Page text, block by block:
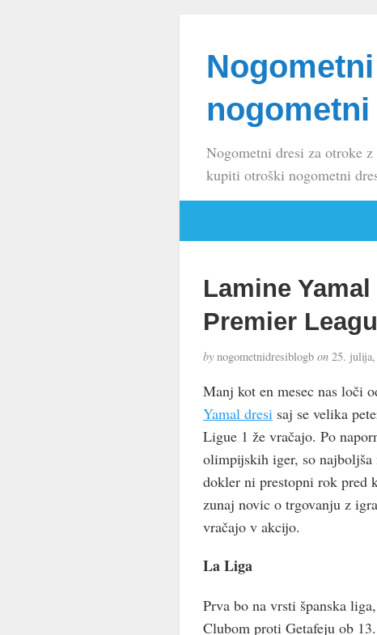
Nogometni dresi za otroke
kupiti otroški nogometni
Lamine
Premier
bynogometnidresiblogb on25. julija,
Manj kot en mesec nas loči
Yamal dresi saj se velika
Ligue 1 že vračajo. Po
olimpijskih iger, so najboljša
dokler ni prestopni rok pred
zunaj novic o trgovanju z
vračajo v akcijo.
La Liga
Prva bo na vrsti španska
Clubom proti Getafeju ob